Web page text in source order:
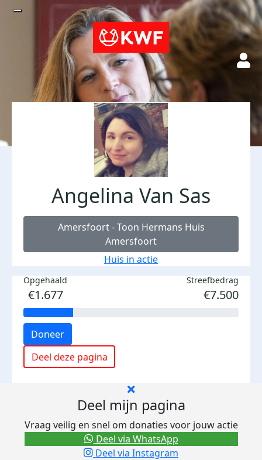
Angelina Van Sas
Amersfoort - Toon Hermans Huis
Amersfoort
Huis in actie
Opgehaald
€1.677
Streefbedrag
€7.500
Doneer
Deel deze pagina
Deel mijn pagina
Vraag veilig en snel om donaties voor jouw actie
Deel via Instagram
Deel via WhatsApp